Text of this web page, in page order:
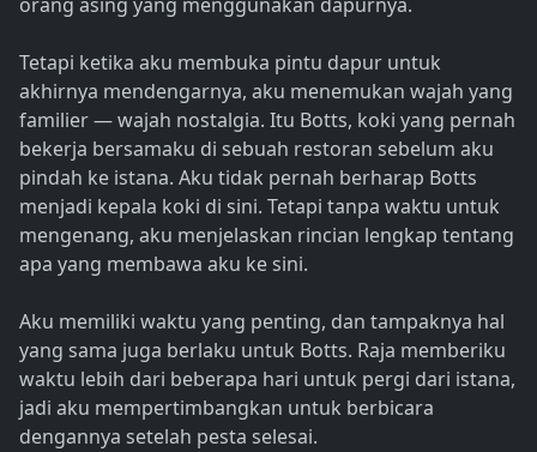
orang asing yang menggunakan dapurnya.
Tetapi ketika aku membuka pintu dapur untuk
akhirnya mendengarnya, aku menemukan wajah yang
familier — wajah nostalgia. Itu Botts, koki yang pernah
bekerja bersamaku di sebuah restoran sebelum aku
pindah ke istana. Aku tidak pernah berharap Botts
menjadi kepala koki di sini. Tetapi tanpa waktu untuk
mengenang, aku menjelaskan rincian lengkap tentang
apa yang membawa aku ke sini.
Aku memiliki waktu yang penting, dan tampaknya hal
yang sama juga berlaku untuk Botts. Raja memberiku
waktu lebih dari beberapa hari untuk pergi dari istana,
jadi aku mempertimbangkan untuk berbicara
dengannya setelah pesta selesai.